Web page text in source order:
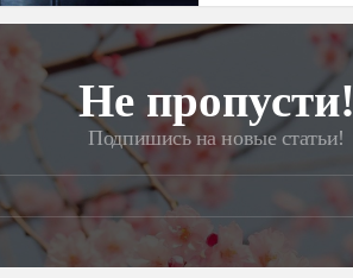
Не пропусти!
Подпишись на новые статьи!